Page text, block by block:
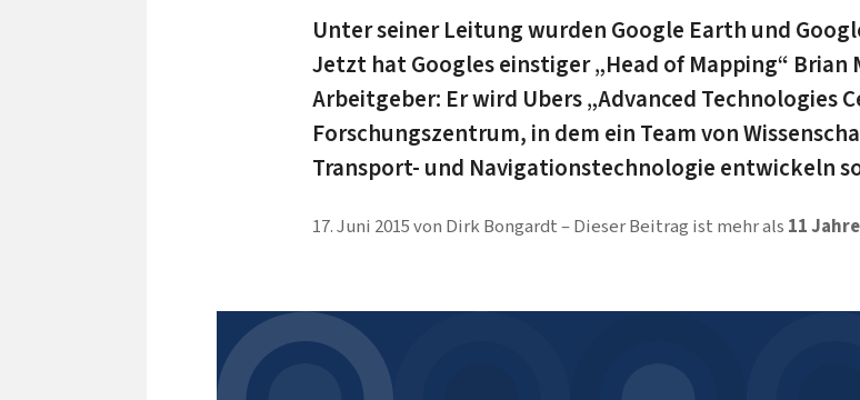
Unter seiner Leitung wurden Google Earth und
Jetzt hat Googles einstiger „Head of Mapping“ Brian
Arbeitgeber: Er wird Ubers „Advanced Technologies
Forschungszentrum, in dem ein Team von
Transport- und Navigationstechnologie entwickeln
17. Juni 2015von Dirk Bongardt Dieser Beitrag ist mehr als 11